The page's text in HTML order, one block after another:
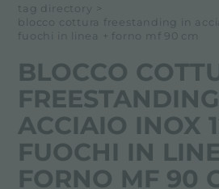
tag directory
>
blocco cottura freestanding in
fuochi in linea + forno mf 90 cm
BLOCCO
ACCIAIO INOX
FUOCHI IN
FORNO MF 90